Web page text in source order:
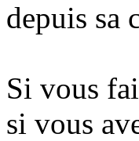
depuis sa
Si vous
si vous